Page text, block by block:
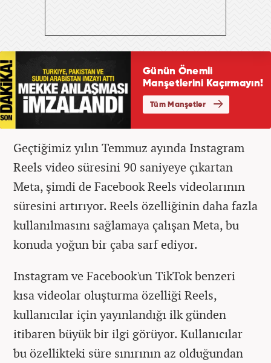
Geçtiğimiz yılın Temmuz ayında Instagram
Reels video süresini 90 saniyeye çıkartan
Meta, şimdi de Facebook Reels videolarının
süresini artırıyor. Reels özelliğinin daha fazla
kullanılmasını sağlamaya çalışan Meta, bu
konuda yoğun bir çaba sarf ediyor.
Instagram ve Facebook'un TikTok benzeri
kısa videolar oluşturma özelliği Reels,
kullanıcılar için yayınlandığı ilk günden
itibaren büyük bir ilgi görüyor. Kullanıcılar
bu özellikteki süre sınırının az olduğundan